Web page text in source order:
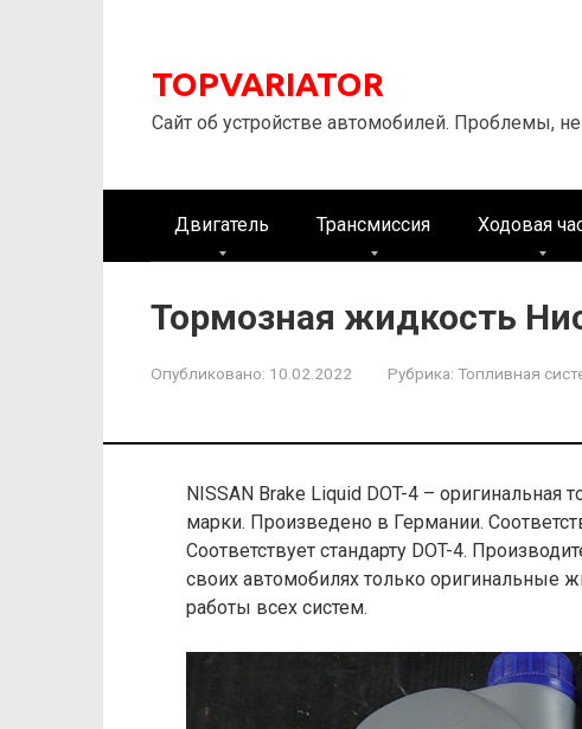
TOPVARIATOR
Сайт об устройстве автомобилей. Проблемы,
Двигатель Трансмиссия Ходовая
Тормозная жидкость
Опубликовано: 10.02.2022 Рубрика: Топливная
NISSAN Brake Liquid DOT-4 –
марки. Произведено в Германии.
Соответствует стандарту DOT-4.
своих автомобилях только оригинальные
работы всех систем.